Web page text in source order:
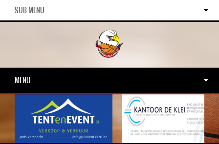
SUB MENU
MENU